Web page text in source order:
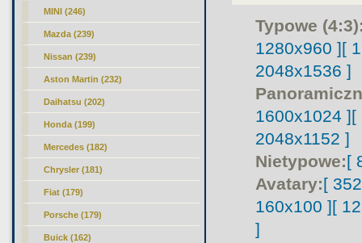
MINI (246)
Mazda (239)
Nissan (239)
Aston Martin (232)
Daihatsu (202)
Honda (199)
Mercedes (182)
Chrysler (181)
Fiat (179)
Porsche (179)
Buick (162)
Typowe
1280x960 ][
2048x1536 ]
1600x1024 ][
2048x1152 ]
Nietypowe:[
Avatary:[
160x100 ][
]